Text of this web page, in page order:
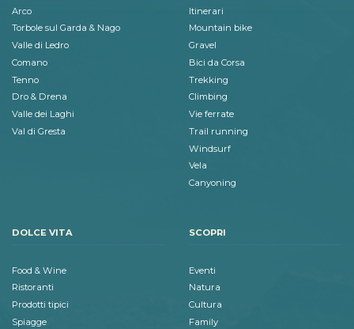
Arco
Torbole sul Garda & Nago
Valle di Ledro
Comano
Tenno
Dro & Drena
Valle dei Laghi
Val di Gresta
Itinerari
Mountain bike
Gravel
Bici da Corsa
Trekking
Climbing
Vie ferrate
Trail running
Windsurf
Vela
Canyoning
DOLCE VITA
Food & Wine
Ristoranti
Prodotti tipici
Spiagge
SCOPRI
Eventi
Natura
Cultura
Family